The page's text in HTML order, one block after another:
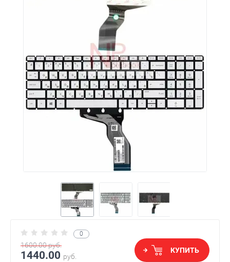
0
1600.00руб.
1440.00 руб.
КУПИТЬ